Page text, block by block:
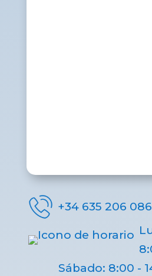
+34 635 206 086
Sábado: 8:00 -